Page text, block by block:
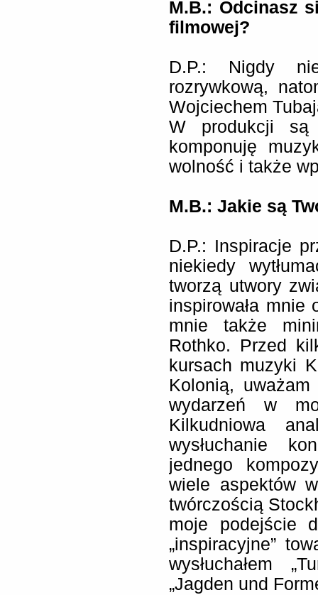
M.B.: Odcinasz
filmowej?
D.P.: Nigdy
rozrywkową,
Wojciechem
W produkcji
komponuję
wolność i także
M.B.: Jakie są
D.P.: Inspiracje
niekiedy
tworzą utwory
inspirowała
mnie także
Rothko. Przed
kursach muzyki
Kolonią,
wydarzeń w
Kilkudniowa
wysłuchanie
jednego
wiele aspektów
twórczością
moje podejście
„inspiracyjne”
wysłuchałem
„Jagden und